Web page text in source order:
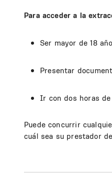
Para acceder a la
Ser mayor de 18
Presentar
Ir con dos horas de
Puede concurrir
cuál sea su prestador